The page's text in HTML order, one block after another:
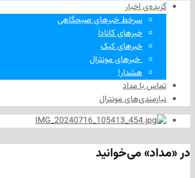
گزیده‌ی‌ اخبار
سرخط خبرهای صبحگاهی
خبرهای کانادا
خبرهای کبک
‌ خبرهای مونترال
هشدار!
تماس با مداد
نیازمندی‌های مونترال
در «مداد» می‌خوانید